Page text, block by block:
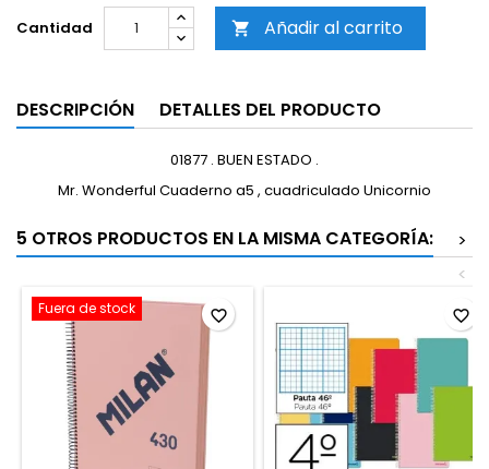
Cantidad  Añadir al carrito
DESCRIPCIÓN DETALLES DEL PRODUCTO
01877 . BUEN ESTADO .
Mr. Wonderful Cuaderno a5 , cuadriculado Unicornio
5 OTROS PRODUCTOS EN LA MISMA CATEGORÍA:
>
<
Fuera de stock favorite_border favorite_border